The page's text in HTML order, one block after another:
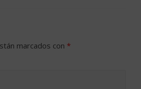
marcados con *